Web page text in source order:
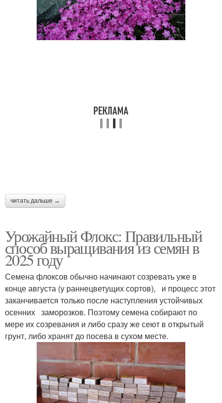
читать дальше →
Урожайный Флокс: Правильный
способ выращивания из семян в
2025 году
Семена флоксов обычно начинают созревать уже в
конце августа (у раннецветущих сортов), и процесс этот
заканчивается только после наступления устойчивых
осенних заморозков. Поэтому семена собирают по
мере их созревания и либо сразу же сеют в открытый
грунт, либо хранят до посева в сухом месте.